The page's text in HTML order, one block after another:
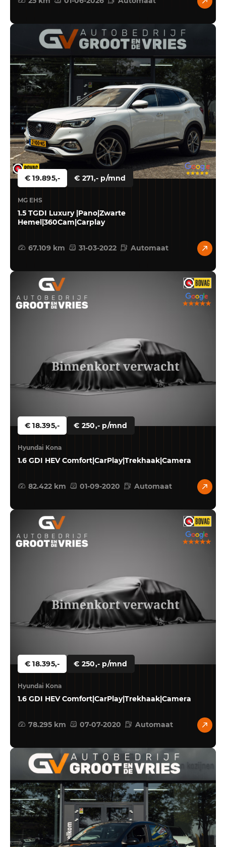
€ 19.895,- € 271,- p/mnd
MG EHS
1.5 TGDI Luxury |Pano|Zwarte
Hemel|360Cam|Carplay
67.109 km 31-03-2022 Automaat
€ 18.395,- € 250,- p/mnd
Hyundai Kona
1.6 GDI HEV Comfort|CarPlay|Trekhaak|Camera
82.422 km 01-09-2020 Automaat
€ 18.395,- € 250,- p/mnd
Hyundai Kona
1.6 GDI HEV Comfort|CarPlay|Trekhaak|Camera
78.295 km 07-07-2020 Automaat